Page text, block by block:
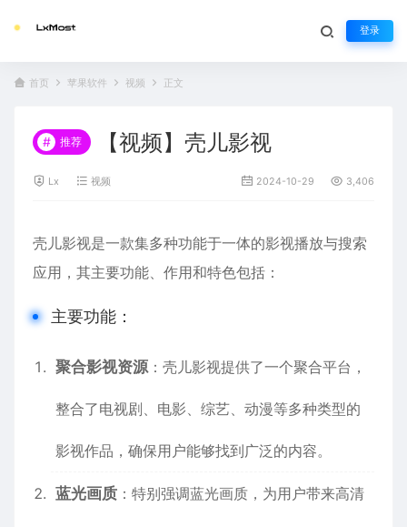
登录
首页 苹果软件 视频 正文
# 推荐 【视频】壳儿影视
Lx 视频 2024-10-29 3,406
壳儿影视是一款集多种功能于一体的影视播放与搜索
应用，其主要功能、作用和特色包括：
主要功能：
聚合影视资源：壳儿影视提供了一个聚合平台，
整合了电视剧、电影、综艺、动漫等多种类型的
影视作品，确保用户能够找到广泛的内容。
蓝光画质 ：特别强调蓝光画质，为用户带来高清